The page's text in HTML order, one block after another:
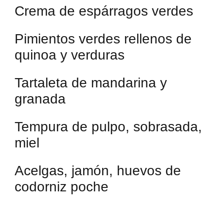
Crema de espárragos verdes
Pimientos verdes rellenos de
quinoa y verduras
Tartaleta de mandarina y
granada
Tempura de pulpo, sobrasada,
miel
Acelgas, jamón, huevos de
codorniz poche